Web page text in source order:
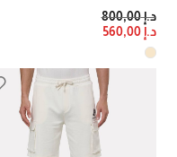
PRICE REDUCED FROM
د.إ 800,00
TO
د.إ 560,00